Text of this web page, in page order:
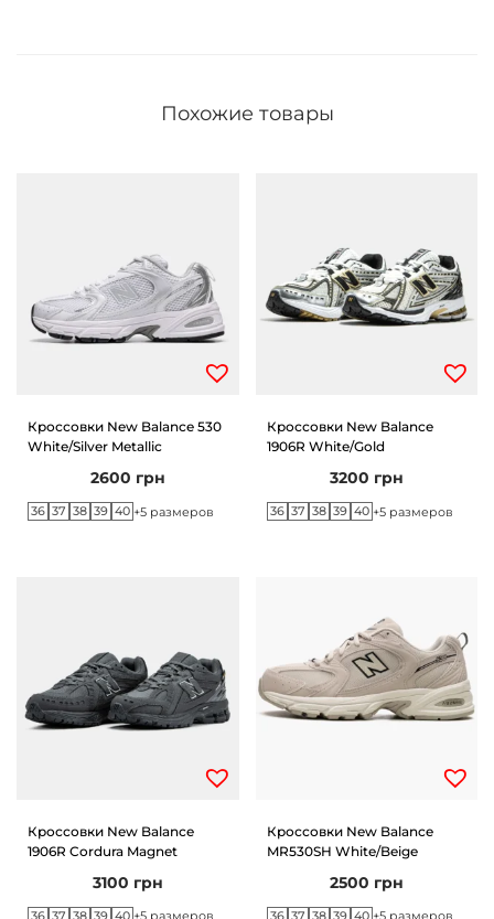
Похожие товары
Кроссовки New Balance 530
White/Silver Metallic
2600 грн
36 37 38 39 40 +5 размеров
Кроссовки New Balance
1906R White/Gold
3200 грн
36 37 38 39 40 +5 размеров
Кроссовки New Balance
1906R Cordura Magnet
3100 грн
36 37 38 39 40
Кроссовки New Balance
MR530SH White/Beige
2500 грн
36 37 38 39 40